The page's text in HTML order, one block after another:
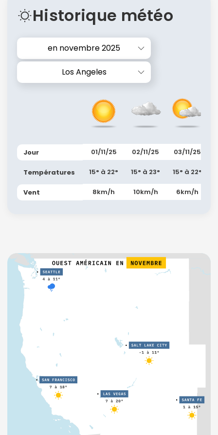
Historique météo
en novembre 2025
Los Angeles
Jour
Températures
Vent
01/11/25
15° à 22°
8km/h
02/11/25
15° à 23°
10km/h
03/11/25
15° à 22°
6km/h